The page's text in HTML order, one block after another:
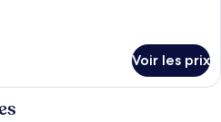
Voir les prix